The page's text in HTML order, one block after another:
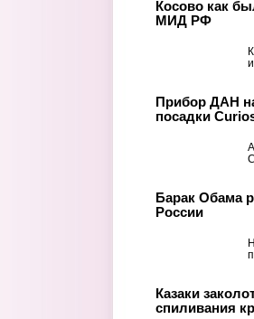
Косово как
МИД РФ
Прибор ДАН
посадки
Барак Обама
России
Казаки
спиливания